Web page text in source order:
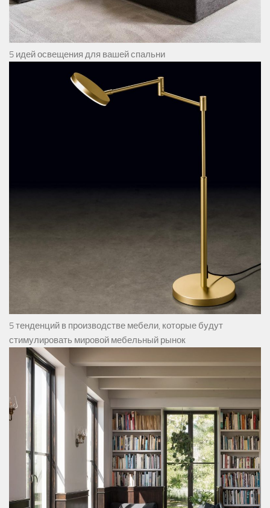
5 идей освещения для вашей спальни
5 тенденций в производстве мебели, которые будут
стимулировать мировой мебельный рынок